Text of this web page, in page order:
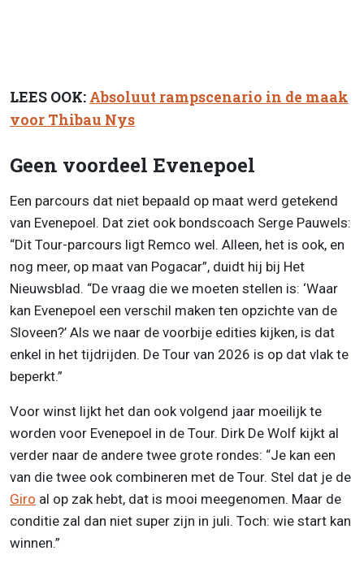
LEES OOK: Absoluut rampscenario in de maak
voor Thibau Nys
Geen voordeel Evenepoel
Een parcours dat niet bepaald op maat werd getekend
van Evenepoel. Dat ziet ook bondscoach Serge Pauwels:
“Dit Tour-parcours ligt Remco wel. Alleen, het is ook, en
nog meer, op maat van Pogacar”, duidt hij bij Het
Nieuwsblad. “De vraag die we moeten stellen is: ‘Waar
kan Evenepoel een verschil maken ten opzichte van de
Sloveen?’ Als we naar de voorbije edities kijken, is dat
enkel in het tijdrijden. De Tour van 2026 is op dat vlak te
beperkt.”
Voor winst lijkt het dan ook volgend jaar moeilijk te
worden voor Evenepoel in de Tour. Dirk De Wolf kijkt al
verder naar de andere twee grote rondes: “Je kan een
van die twee ook combineren met de Tour. Stel dat je de
Giro al op zak hebt, dat is mooi meegenomen. Maar de
conditie zal dan niet super zijn in juli. Toch: wie start kan
winnen.”